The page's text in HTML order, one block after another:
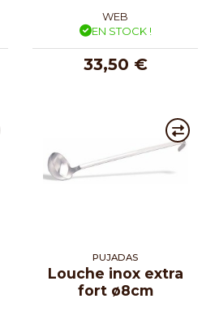
WEB
EN STOCK !
33,50 €
PUJADAS
Louche inox extra
fort ø8cm